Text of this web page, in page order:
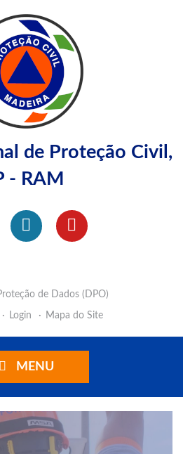
de Proteção Civil,
- RAM
de Dados (DPO)
Login Mapa do Site
MENU